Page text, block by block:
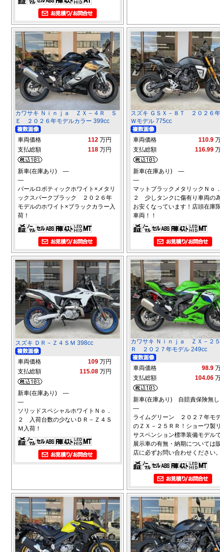
カワサキ Ｎｉｎｊａ ＺＸ－４Ｒ Ｓ
Ｅ ２０２６年モデルカラー 399cc
車両価格 112 万円
支払総額
118 万円
新車(在庫あり) ―
―
パールロボティックホワイト×メタリ
ックスパークブラック ２０２６年
モデルのホワイト×ブラックカラー入
荷！
スズキ ＧＳＸ－８Ｔ ２０２６
Ｗモデル 775cc
車両価格 110.9
支払総額
116.99
新車(在庫あり) ―
―
マットブラックメタリックＮｏ
２ 少しタンクに傷有り車両の
お安くなっています！店頭在庫
車両！！
スズキ ＤＲ－Ｚ４ＳＭ 398cc
車両価格 109 万円
支払総額
115.08 万円
新車(在庫あり) ―
―
ソリッドスペシャルホワイトＮｏ．
２ 入荷台数の少ないＤＲ－Ｚ４Ｓ
Ｍ入荷！
カワサキ Ｎｉｎｊａ ＺＸ－２
Ｒ ２０２７年モデル 249cc
車両価格 98.9
支払総額
104.06
新車(在庫あり) 自賠責保険無し
―
ライムグリーン ２０２７年モ
のＺＸ－２５ＲＲ！ショーワ製
サスペンション標準装備モデル
展示車の有無・納期については
店に必ずお問い合わせください